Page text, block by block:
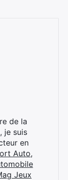
de la
je suis
en
Auto,
Jeux